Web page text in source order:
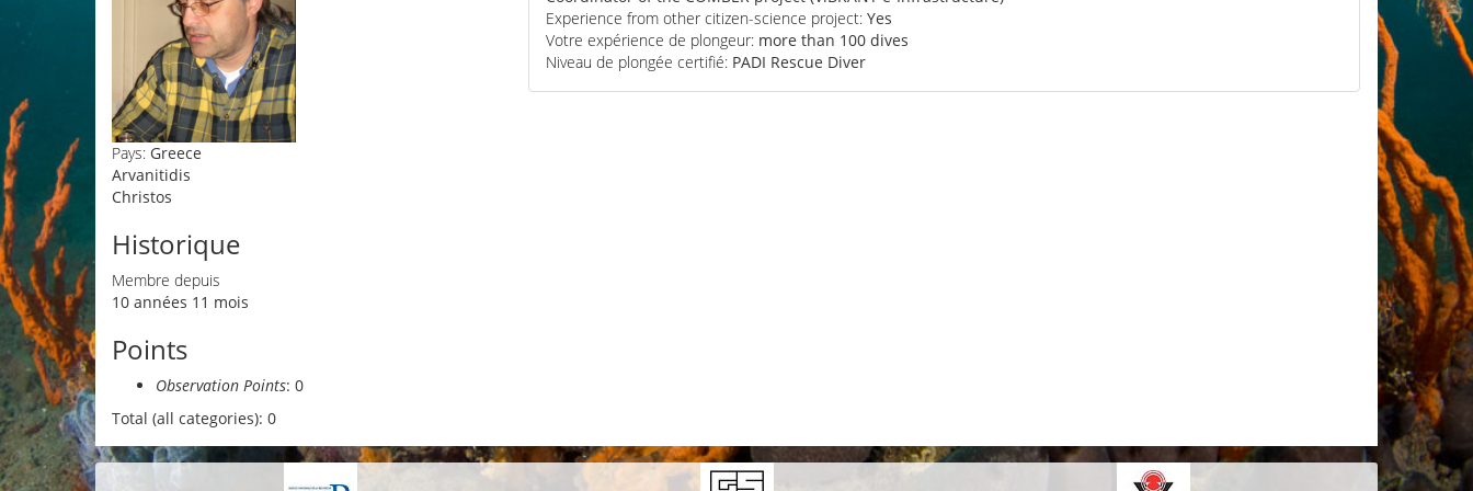
Pays: Greece
Arvanitidis
Christos
Historique
Membre depuis
10 années 11 mois
Points
Observation Points: 0
Total (all categories): 0
Experience from other citizen-science project: Yes
Votre expérience de plongeur: more than 100 dives
Niveau de plongée certifié: PADI Rescue Diver